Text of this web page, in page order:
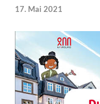
17. Mai 2021